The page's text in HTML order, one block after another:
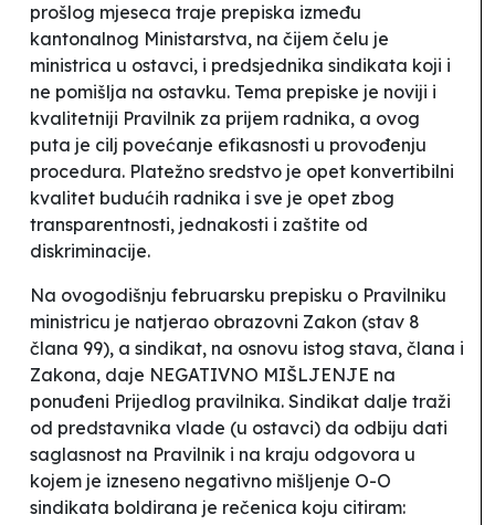
prošlog mjeseca traje prepiska između
kantonalnog Ministarstva, na čijem čelu je
ministrica u ostavci, i predsjednika sindikata koji i
ne pomišlja na ostavku. Tema prepiske je noviji i
kvalitetniji Pravilnik za prijem radnika, a ovog
puta je cilj povećanje efikasnosti u provođenju
procedura. Platežno sredstvo je opet konvertibilni
kvalitet budućih radnika i sve je opet zbog
transparentnosti, jednakosti i zaštite od
diskriminacije.
Na ovogodišnju februarsku prepisku o Pravilniku
ministricu je natjerao obrazovni Zakon (stav 8
člana 99), a sindikat, na osnovu istog stava, člana i
Zakona, daje NEGATIVNO MIŠLJENJE na
ponuđeni Prijedlog pravilnika. Sindikat dalje traži
od predstavnika vlade (u ostavci) da odbiju dati
saglasnost na Pravilnik i na kraju odgovora u
kojem je izneseno negativno mišljenje O-O
sindikata boldirana je rečenica koju citiram: